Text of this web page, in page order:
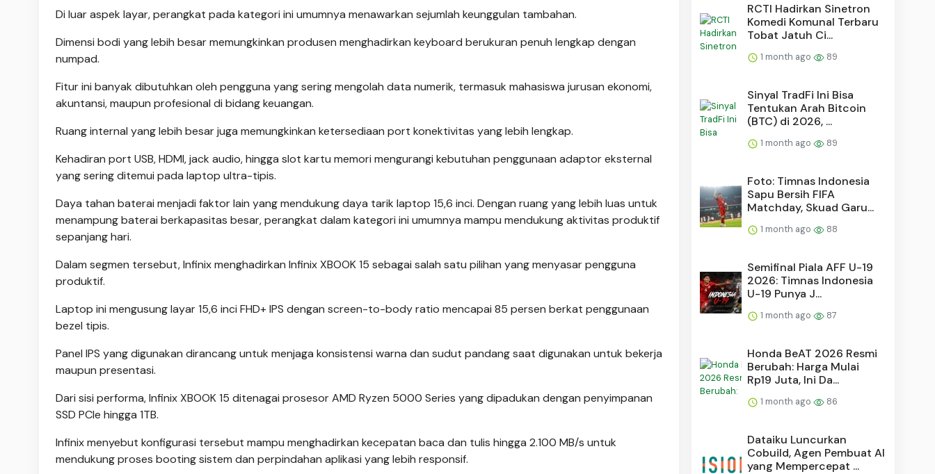
Di luar aspek layar, perangkat pada kategori ini umumnya menawarkan sejumlah keunggulan tambahan.
Dimensi bodi yang lebih besar memungkinkan produsen menghadirkan keyboard berukuran penuh lengkap dengan
numpad.
Fitur ini banyak dibutuhkan oleh pengguna yang sering mengolah data numerik, termasuk mahasiswa jurusan ekonomi,
akuntansi, maupun profesional di bidang keuangan.
Ruang internal yang lebih besar juga memungkinkan ketersediaan port konektivitas yang lebih lengkap.
Kehadiran port USB, HDMI, jack audio, hingga slot kartu memori mengurangi kebutuhan penggunaan adaptor eksternal
yang sering ditemui pada laptop ultra-tipis.
Daya tahan baterai menjadi faktor lain yang mendukung daya tarik laptop 15,6 inci. Dengan ruang yang lebih luas untuk
menampung baterai berkapasitas besar, perangkat dalam kategori ini umumnya mampu mendukung aktivitas produktif
sepanjang hari.
Dalam segmen tersebut, Infinix menghadirkan Infinix XBOOK 15 sebagai salah satu pilihan yang menyasar pengguna
produktif.
Laptop ini mengusung layar 15,6 inci FHD+ IPS dengan screen-to-body ratio mencapai 85 persen berkat penggunaan
bezel tipis.
Panel IPS yang digunakan dirancang untuk menjaga konsistensi warna dan sudut pandang saat digunakan untuk bekerja
maupun presentasi.
Dari sisi performa, Infinix XBOOK 15 ditenagai prosesor AMD Ryzen 5000 Series yang dipadukan dengan penyimpanan
SSD PCIe hingga 1TB.
Infinix menyebut konfigurasi tersebut mampu menghadirkan kecepatan baca dan tulis hingga 2.100 MB/s untuk
mendukung proses booting sistem dan perpindahan aplikasi yang lebih responsif.
RCTI Hadirkan Sinetron
Komedi Komunal Terbaru
Tobat Jatuh Ci...
1 month ago 89
Sinyal TradFi Ini Bisa
Tentukan Arah Bitcoin
(BTC) di 2026, ...
1 month ago 89
Foto: Timnas Indonesia
Sapu Bersih FIFA
Matchday, Skuad Garu...
1 month ago 88
Semifinal Piala AFF U-19
2026: Timnas Indonesia
U-19 Punya J...
1 month ago 87
Honda BeAT 2026 Resmi
Berubah: Harga Mulai
Rp19 Juta, Ini Da...
1 month ago 86
Dataiku Luncurkan
Cobuild, Agen Pembuat AI
yang Mempercepat ...